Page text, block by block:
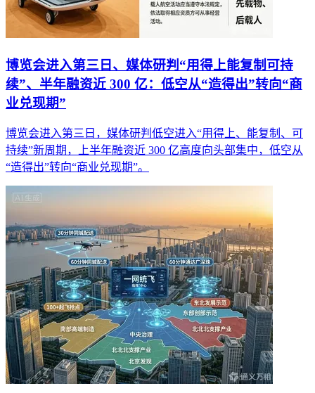
博览会进入第三日、媒体研判“用得上能复制可持
续”、半年融资近 300 亿：低空从“造得出”转向“商
业兑现期”
博览会进入第三日，媒体研判低空进入“用得上、能复制、可
持续”新周期，上半年融资近 300 亿高度向头部集中，低空从
“造得出”转向“商业兑现期”。